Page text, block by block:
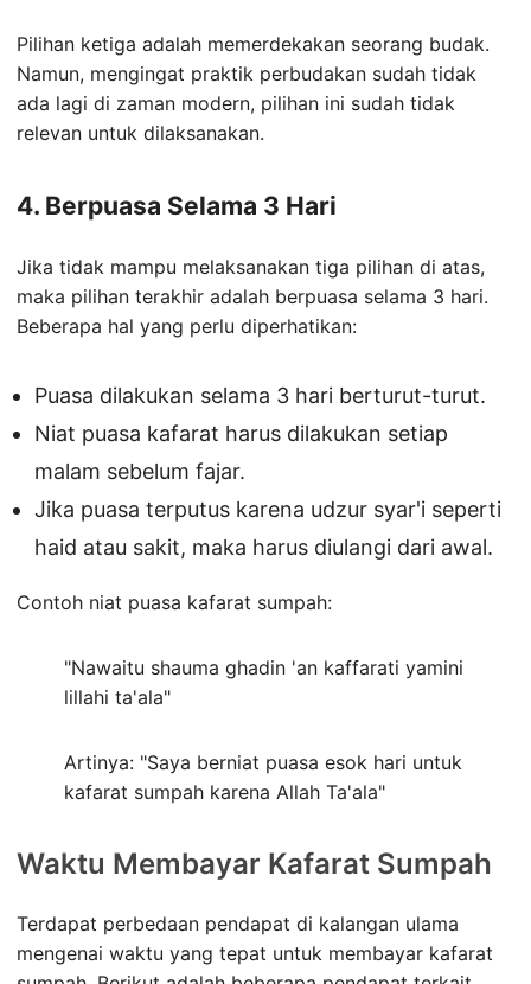
Pilihan ketiga adalah memerdekakan seorang budak.
Namun, mengingat praktik perbudakan sudah tidak
ada lagi di zaman modern, pilihan ini sudah tidak
relevan untuk dilaksanakan.
4. Berpuasa Selama 3 Hari
Jika tidak mampu melaksanakan tiga pilihan di atas,
maka pilihan terakhir adalah berpuasa selama 3 hari.
Beberapa hal yang perlu diperhatikan:
Puasa dilakukan selama 3 hari berturut-turut.
Niat puasa kafarat harus dilakukan setiap
malam sebelum fajar.
Jika puasa terputus karena udzur syar'i seperti
haid atau sakit, maka harus diulangi dari awal.
Contoh niat puasa kafarat sumpah:
"Nawaitu shauma ghadin 'an kaffarati yamini
lillahi ta'ala"
Artinya: "Saya berniat puasa esok hari untuk
kafarat sumpah karena Allah Ta'ala"
Waktu Membayar Kafarat Sumpah
Terdapat perbedaan pendapat di kalangan ulama
mengenai waktu yang tepat untuk membayar kafarat